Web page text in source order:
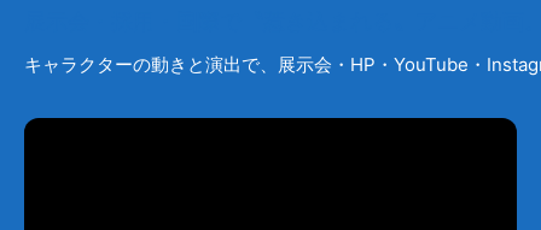
キャラクターの動きと演出で、展示会・HP・YouTube・